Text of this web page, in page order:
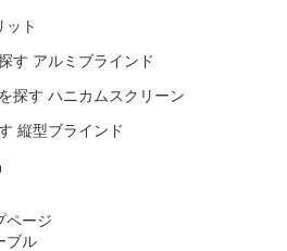
ット
アルミブラインド
ハニカムスクリーン
縦型ブラインド
ページ
ブル